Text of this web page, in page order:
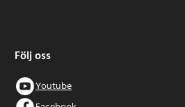
Följ oss
Youtube